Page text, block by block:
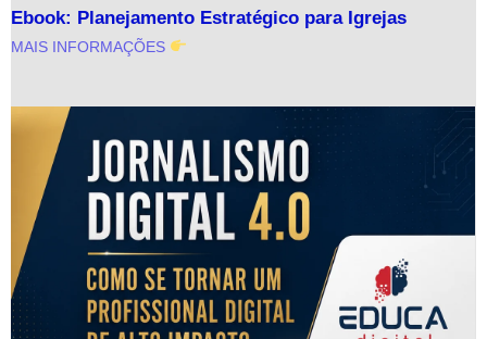
Ebook: Planejamento Estratégico para Igrejas
MAIS INFORMAÇÕES